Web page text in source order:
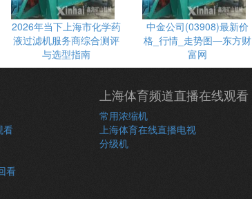
2026年当下上海市化学药
液过滤机服务商综合测评
与选型指南
中金公司(03908)最新价
格_行情_走势图—东方财
富网
看
看
上海体育频道直播在线观看
常用浓缩机
上海体育在线直播电视
分级机